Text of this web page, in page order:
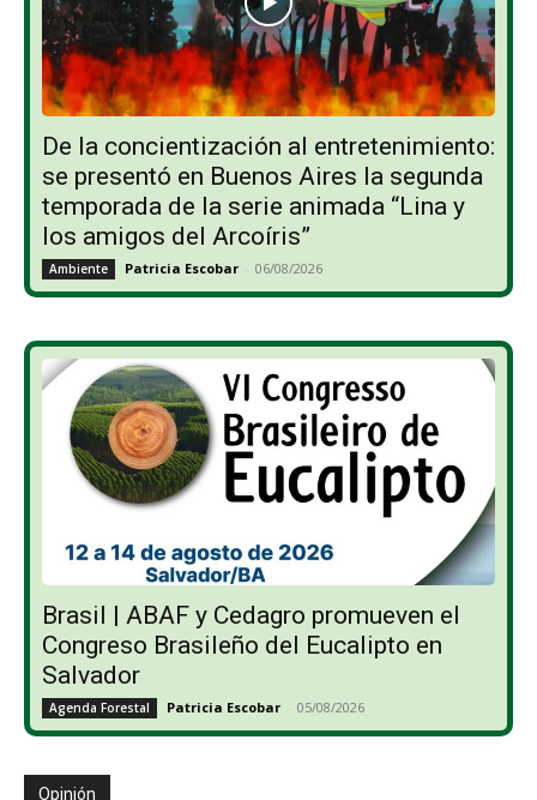
De la concientización al entretenimiento:
se presentó en Buenos Aires la segunda
temporada de la serie animada “Lina y
los amigos del Arcoíris”
Ambiente Patricia Escobar - 06/08/2026
Brasil | ABAF y Cedagro promueven el
Congreso Brasileño del Eucalipto en
Salvador
Agenda Forestal Patricia Escobar - 05/08/2026
Opinión